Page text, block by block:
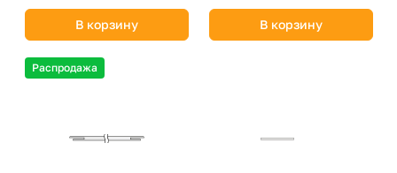
В корзину В корзину
Распродажа